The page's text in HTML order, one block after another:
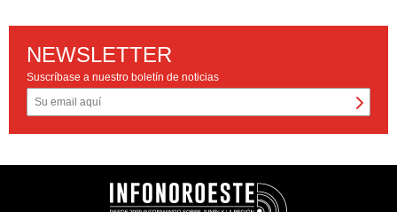
NEWSLETTER
Suscríbase a nuestro boletín de noticias